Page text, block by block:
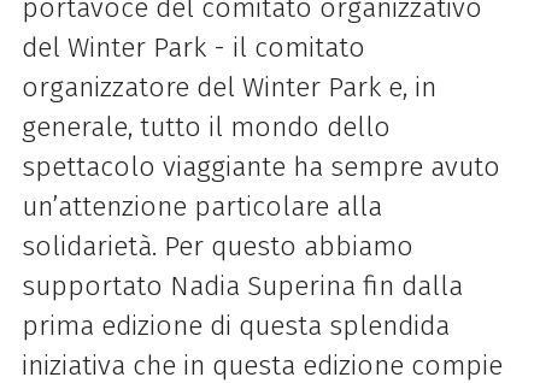
portavoce del comitato organizzativo
del Winter Park - il comitato
organizzatore del Winter Park e, in
generale, tutto il mondo dello
spettacolo viaggiante ha sempre avuto
un’attenzione particolare alla
solidarietà. Per questo abbiamo
supportato Nadia Superina fin dalla
prima edizione di questa splendida
iniziativa che in questa edizione compie